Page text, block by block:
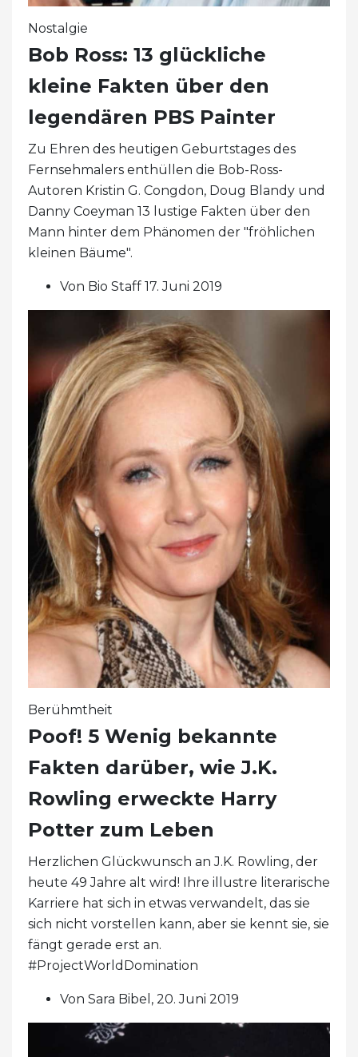
Nostalgie
Bob Ross: 13 glückliche
kleine Fakten über den
legendären PBS Painter
Zu Ehren des heutigen Geburtstages des
Fernsehmalers enthüllen die Bob-Ross-
Autoren Kristin G. Congdon, Doug Blandy und
Danny Coeyman 13 lustige Fakten über den
Mann hinter dem Phänomen der "fröhlichen
kleinen Bäume".
Von Bio Staff 17. Juni 2019
Berühmtheit
Poof! 5 Wenig bekannte
Fakten darüber, wie J.K.
Rowling erweckte Harry
Potter zum Leben
Herzlichen Glückwunsch an J.K. Rowling, der
heute 49 Jahre alt wird! Ihre illustre literarische
Karriere hat sich in etwas verwandelt, das sie
sich nicht vorstellen kann, aber sie kennt sie, sie
fängt gerade erst an.
#ProjectWorldDomination
Von Sara Bibel, 20. Juni 2019